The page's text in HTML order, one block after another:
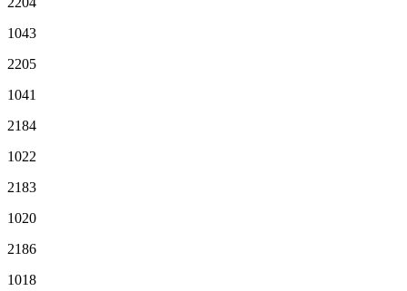
1043
2205
1041
2184
1022
2183
1020
2186
1018